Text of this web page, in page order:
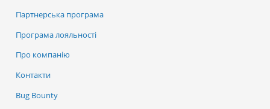
Партнерська програма
Програма лояльності
Про компанію
Контакти
Bug Bounty